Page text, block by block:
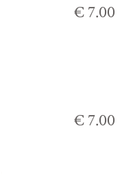
€ 7.00
€ 7.00